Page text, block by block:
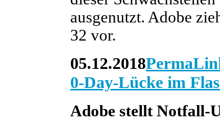
ausgenutzt. Adobe
32 vor.
05.12.2018
0-Day-Lücke im
Adobe stellt Notfall-